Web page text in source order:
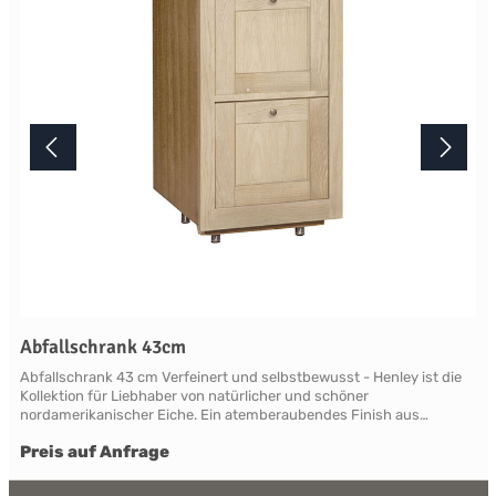
Terminabsprache persönlich in unserem Showroom.
Abfallschrank 43cm
Abfallschrank 43 cm Verfeinert und selbstbewusst - Henley ist die
Kollektion für Liebhaber von natürlicher und schöner
nordamerikanischer Eiche. Ein atemberaubendes Finish aus
modernen Mainstream abhebt. Die Eiche ist so gut geschützt und
Preis auf Anfrage